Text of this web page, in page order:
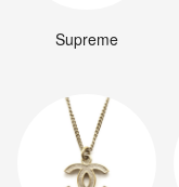
Supreme